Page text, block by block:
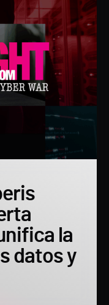
la
datos y